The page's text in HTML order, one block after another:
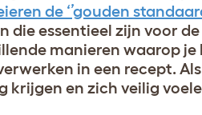
de ‘’gouden
die essentieel zijn voor
manieren waarop
in een recept.
krijgen en zich veilig